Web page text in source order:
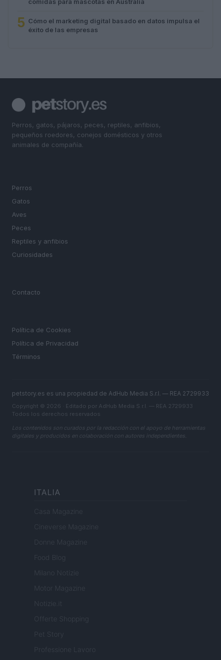
5 Cómo el marketing digital basado en datos impulsa el
éxito de las empresas
Perros, gatos, pájaros, peces, reptiles, anfibios,
pequeños roedores, conejos domésticos y otros
animales de compañía.
Perros
Gatos
Aves
Peces
Reptiles y anfibios
Curiosidades
Contacto
Política de Cookies
Política de Privacidad
Términos
petstory.es es una propiedad de AdHub Media S.r.l. — REA 2729933
Copyright © 2026 · Editado por AdHub Media S.r.l. — REA 2729933
Todos los derechos reservados
Los contenidos son curados por la redacción con el apoyo de herramientas
digitales y producidos en colaboración con autores independientes.
ITALIA
Casa Magazine
Cineverse Magazine
Donne Magazine
Food Blog
Milano Notizie
Motor Magazine
Notizie.it
Offerte Shopping
Professione Lavoro